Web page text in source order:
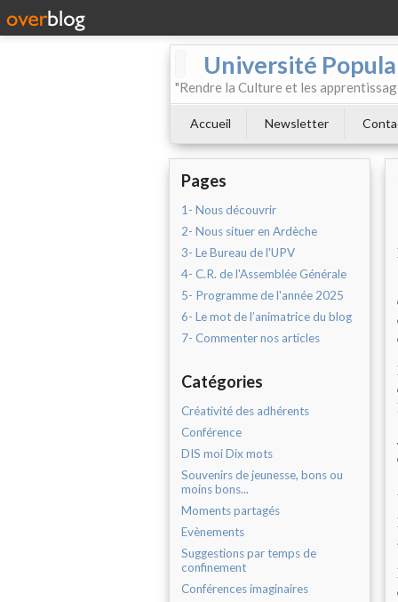
Université
"Rendre la Culture et les
Accueil Newsletter
Pages
1- Nous découvrir
2- Nous situer en Ardèche
3- Le Bureau de l'UPV
4- C.R. de l'Assemblée Générale
5- Programme de l'année 2025
6- Le mot de l’animatrice du blog
7- Commenter nos articles
Catégories
Créativité des adhérents
Conférence
DIS moi Dix mots
Souvenirs de jeunesse, bons ou
moins bons...
Moments partagés
Evènements
Suggestions par temps de
confinement
Conférences imaginaires